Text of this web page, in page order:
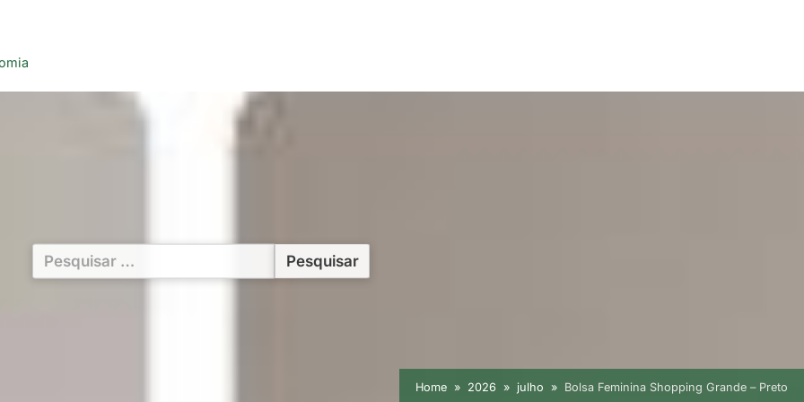
Pesquisar
por:
Home 2026 julho Bolsa Feminina Shopping Grande – Preto